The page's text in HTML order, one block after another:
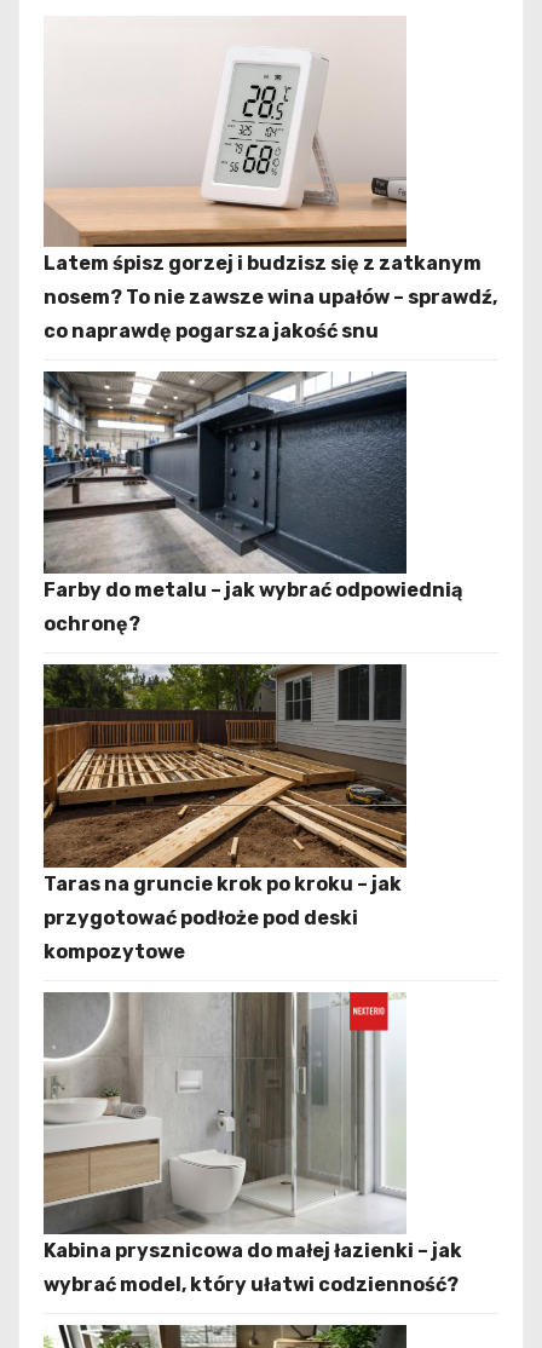
Latem śpisz gorzej i budzisz się z zatkanym
nosem? To nie zawsze wina upałów – sprawdź,
co naprawdę pogarsza jakość snu
Farby do metalu – jak wybrać odpowiednią
ochronę?
Taras na gruncie krok po kroku – jak
przygotować podłoże pod deski
kompozytowe
Kabina prysznicowa do małej łazienki – jak
wybrać model, który ułatwi codzienność?